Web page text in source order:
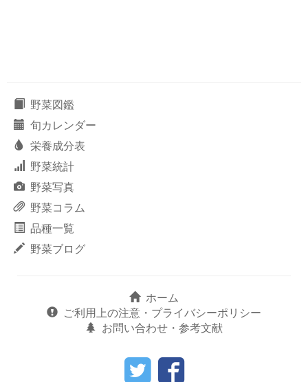
野菜図鑑
旬カレンダー
栄養成分表
野菜統計
野菜写真
野菜コラム
品種一覧
野菜ブログ
ホーム
ご利用上の注意・プライバシーポリシー
お問い合わせ・参考文献